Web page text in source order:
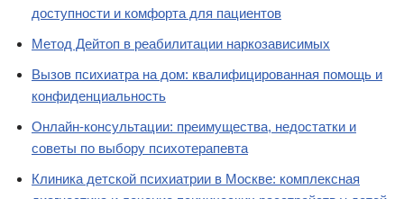
доступности и комфорта для пациентов
Метод Дейтоп в реабилитации наркозависимых
Вызов психиатра на дом: квалифицированная помощь и
конфиденциальность
Онлайн-консультации: преимущества, недостатки и
советы по выбору психотерапевта
Клиника детской психиатрии в Москве: комплексная